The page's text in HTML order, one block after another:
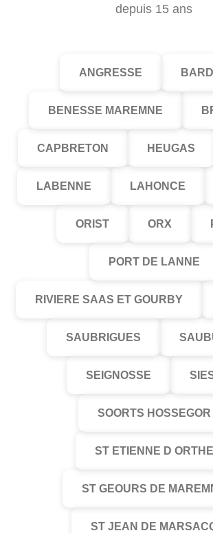
depuis 15 ans
ANGRESSE
BENESSE MAREMNE
CAPBRETON HEUGAS
LABENNE LAHONCE
ORIST ORX
PORT DE LANNE
RIVIERE SAAS ET GOURBY
SAUBRIGUES
SEIGNOSSE
SOORTS HOSSEGOR
ST ETIENNE D ORTHE
ST GEOURS DE
ST JEAN DE